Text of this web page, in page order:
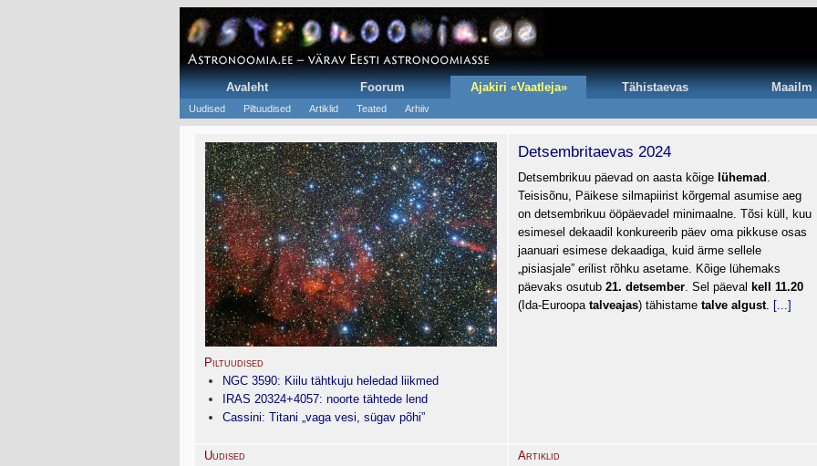
Avaleht Foorum Ajakiri «Vaatleja» Tähistaevas Maailm
Uudised Piltuudised Artiklid Teated Arhiiv
Piltuudised
NGC 3590: Kiilu tähtkuju heledad liikmed
IRAS 20324+4057: noorte tähtede lend
Cassini: Titani „vaga vesi, sügav põhi”
Detsembritaevas 2024
Detsembrikuu päevad on aasta kõige lühemad
Teisisõnu, Päikese silmapiirist kõrgemal asumise aeg
on detsembrikuu ööpäevadel minimaalne. Tõsi küll, kuu
esimesel dekaadil konkureerib päev oma pikkuse osas
jaanuari esimese dekaadiga, kuid ärme sellele
„pisiasjale” erilist rõhku asetame. Kõige lühemaks
päevaks osutub 21. detsember . Sel päeval kell 11.20
(Ida-Euroopa talveajas) tähistame talve algust [...]
Uudised
Artiklid